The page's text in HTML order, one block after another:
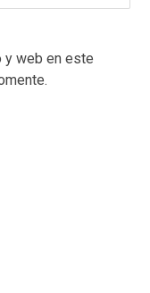
y web en este